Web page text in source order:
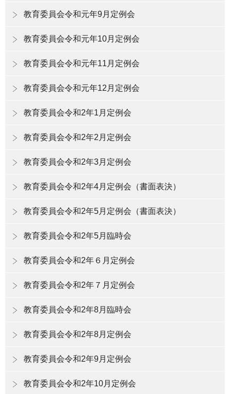
教育委員会令和元年9月定例会
教育委員会令和元年10月定例会
教育委員会令和元年11月定例会
教育委員会令和元年12月定例会
教育委員会令和2年1月定例会
教育委員会令和2年2月定例会
教育委員会令和2年3月定例会
教育委員会令和2年4月定例会（書面表決）
教育委員会令和2年5月定例会（書面表決）
教育委員会令和2年5月臨時会
教育委員会令和2年６月定例会
教育委員会令和2年７月定例会
教育委員会令和2年8月臨時会
教育委員会令和2年8月定例会
教育委員会令和2年9月定例会
教育委員会令和2年10月定例会